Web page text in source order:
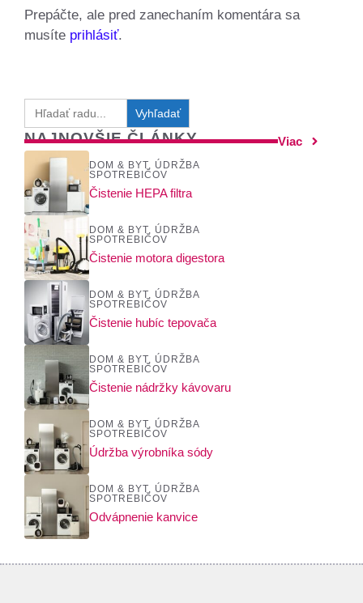
Prepáčte, ale pred zanechaním komentára sa
musíte prihlásiť.
Search
for:
NAJNOVŠIE ČLÁNKY Viac
DOM & BYT, ÚDRŽBA
SPOTREBIČOV
Čistenie HEPA filtra
DOM & BYT, ÚDRŽBA
SPOTREBIČOV
Čistenie motora digestora
DOM & BYT, ÚDRŽBA
SPOTREBIČOV
Čistenie hubíc tepovača
DOM & BYT, ÚDRŽBA
SPOTREBIČOV
Čistenie nádržky kávovaru
DOM & BYT, ÚDRŽBA
SPOTREBIČOV
Údržba výrobníka sódy
DOM & BYT, ÚDRŽBA
SPOTREBIČOV
Odvápnenie kanvice